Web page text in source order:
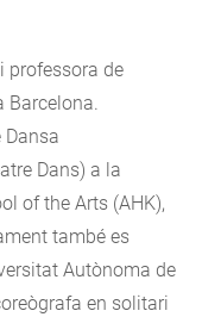
professora de
Barcelona.
Dansa
Dans) a la
of the Arts (AHK),
també es
Autònoma de
en solitari